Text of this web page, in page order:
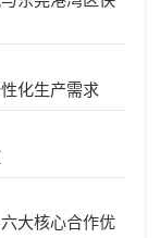
化生产需求
大核心合作优